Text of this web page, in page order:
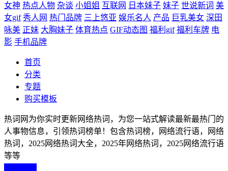
女神 热点人物 杂谈 小姐姐 互联网 日本妹子 妹子 世说新词 美
女gif 秀人网 热门品牌 三上悠亚 娱乐名人 产品 巨乳美女 深田
咏美 正妹 大胸妹子 体育热点 GIF动态图 福利gif 福利车牌 电
影 手机品牌
首页
分类
专题
购买模板
热词网为你实时更新网络热词，为您一站式解读最新最热门的
人事物信息，引领热词榜单！包含热词榜，网络流行语，网络
热词，2025网络热词大全，2025年网络热词，2025网络流行语
等等